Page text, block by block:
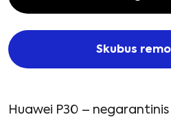
Skubus
Huawei P30 –